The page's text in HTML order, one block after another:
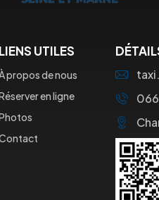
LIENS UTILES
propos de nous
en ligne